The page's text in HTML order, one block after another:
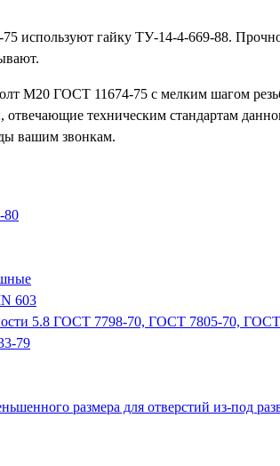
используют гайку ТУ-14-4-669-88.
М20 ГОСТ 11674-75 с мелким шагом
техническим стандартам
вашим звонкам.
80
603
5.8 ГОСТ 7798-70, ГОСТ 7805-70,
79
размера для отверстий из-под